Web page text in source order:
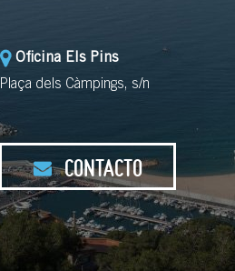
Oficina Els Pins
Plaça dels Càmpings, s/n
CONTACTO